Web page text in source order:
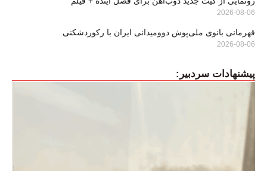
2026-08-06
قهرمانی بانوی ملی‌پوش دوومیدانی ایران با رکوردشکنی
2026-08-06
پیشنهادات سردبیر: